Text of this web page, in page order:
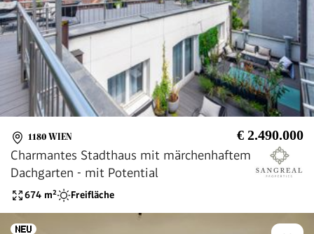
1180 WIEN € 2.490.000
Charmantes Stadthaus mit märchenhaftem
Dachgarten - mit Potential
674 m² Freifläche